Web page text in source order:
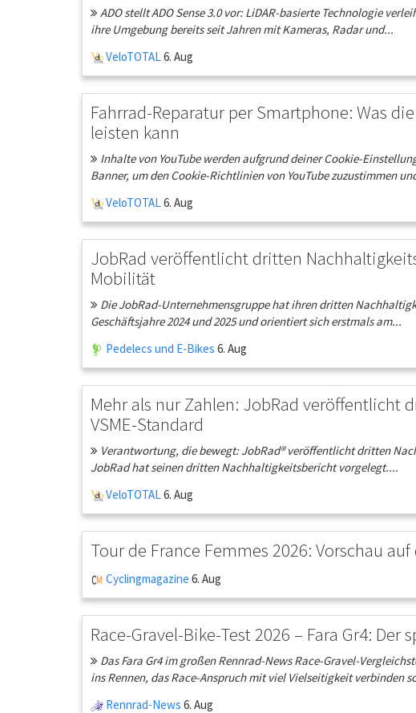
ADO stellt ADO Sense 3.0 vor: LiDAR-basierte Technologie
ihre Umgebung bereits seit Jahren mit Kameras, Radar und...
VeloTOTAL6. Aug
Fahrrad-Reparatur per Smartphone: Was
leisten kann
Inhalte von YouTube werden aufgrund deiner Cookie-
Banner, um den Cookie-Richtlinien von YouTube zuzustimmen
VeloTOTAL6. Aug
JobRad veröffentlicht dritten
Mobilität
Die JobRad-Unternehmensgruppe hat ihren dritten
Geschäftsjahre 2024 und 2025 und orientiert sich erstmals am...
Pedelecs und E-Bikes 6. Aug
Mehr als nur Zahlen: JobRad
VSME-Standard
Verantwortung, die bewegt: JobRad® veröffentlicht dritten
JobRad hat seinen dritten Nachhaltigkeitsbericht vorgelegt....
VeloTOTAL6. Aug
Tour de France Femmes 2026: Vorschau
Cyclingmagazine 6. Aug
Race-Gravel-Bike-Test 2026 – Fara Gr4:
Das Fara Gr4 im großen Rennrad-News Race-Gravel-
ins Rennen, das Race-Anspruch mit viel Vielseitigkeit verbinden
Rennrad-News 6. Aug